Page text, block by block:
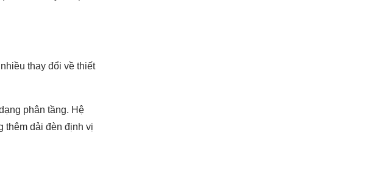
thay đổi về thiết
phân tầng. Hệ
thêm dải đèn định vị